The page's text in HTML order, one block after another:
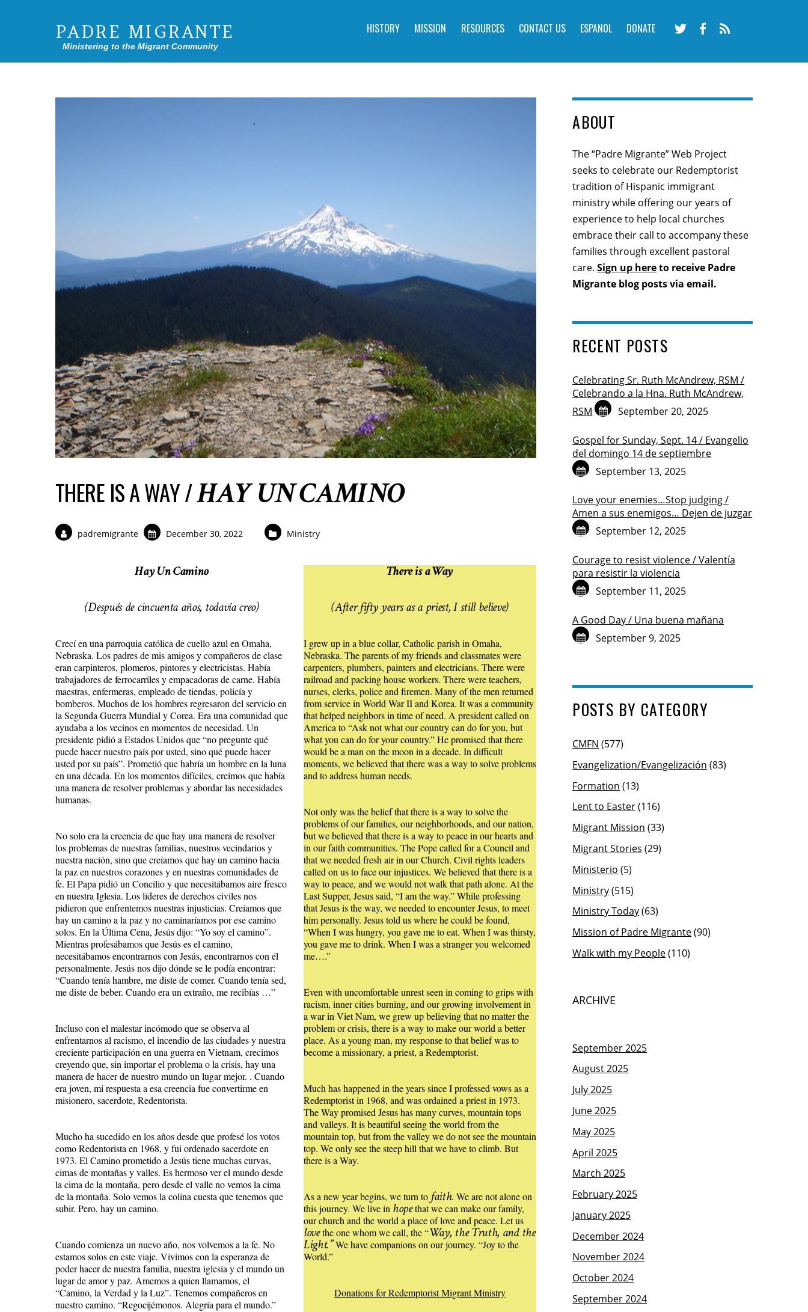
PADRE MIGRANTE
Ministering to the Migrant Community
HISTORY MISSION RESOURCES CONTACT US ESPANOL DONATE
THERE IS A WAY /HAY UN CAMINO
padremigrante December 30, 2022 Ministry
Hay Un Camino
(Después de cincuenta años, todavía creo)
Crecí en una parroquia católica de cuello azul en Omaha,
Nebraska. Los padres de mis amigos y compañeros de clase
eran carpinteros, plomeros, pintores y electricistas. Había
trabajadores de ferrocarriles y empacadoras de carne. Había
maestras, enfermeras, empleado de tiendas, policía y
bomberos. Muchos de los hombres regresaron del servicio en
la Segunda Guerra Mundial y Corea. Era una comunidad que
ayudaba a los vecinos en momentos de necesidad. Un
presidente pidió a Estados Unidos que “no pregunte qué
puede hacer nuestro país por usted, sino qué puede hacer
usted por su país”. Prometió que habría un hombre en la luna
en una década. En los momentos difíciles, creímos que había
una manera de resolver problemas y abordar las necesidades
humanas.
No solo era la creencia de que hay una manera de resolver
los problemas de nuestras familias, nuestros vecindarios y
nuestra nación, sino que creíamos que hay un camino hacia
la paz en nuestros corazones y en nuestras comunidades de
fe. El Papa pidió un Concilio y que necesitábamos aire fresco
en nuestra Iglesia. Los líderes de derechos civiles nos
pidieron que enfrentemos nuestras injusticias. Creíamos que
hay un camino a la paz y no caminaríamos por ese camino
solos. En la Última Cena, Jesús dijo: “Yo soy el camino”.
Mientras profesábamos que Jesús es el camino,
necesitábamos encontrarnos con Jesús, encontrarnos con él
personalmente. Jesús nos dijo dónde se le podía encontrar:
“Cuando tenía hambre, me diste de comer. Cuando tenía sed,
me diste de beber. Cuando era un extraño, me recibías …”
Incluso con el malestar incómodo que se observa al
enfrentarnos al racismo, el incendio de las ciudades y nuestra
creciente participación en una guerra en Vietnam, crecimos
creyendo que, sin importar el problema o la crisis, hay una
manera de hacer de nuestro mundo un lugar mejor. . Cuando
era joven, mi respuesta a esa creencia fue convertirme en
misionero, sacerdote, Redentorista.
Mucho ha sucedido en los años desde que profesé los votos
como Redentorista en 1968, y fui ordenado sacerdote en
1973. El Camino prometido a Jesús tiene muchas curvas,
cimas de montañas y valles. Es hermoso ver el mundo desde
la cima de la montaña, pero desde el valle no vemos la cima
de la montaña. Solo vemos la colina cuesta que tenemos que
subir. Pero, hay un camino.
Cuando comienza un nuevo año, nos volvemos a la fe. No
estamos solos en este viaje. Vivimos con la esperanza de
poder hacer de nuestra familia, nuestra iglesia y el mundo un
lugar de amor y paz. Amemos a quien llamamos, el
“Camino, la Verdad y la Luz”. Tenemos compañeros en
nuestro camino. “Regocijémonos. Alegría para el mundo.”
There is a Way
(After fifty years as a priest, I still believe)
I grew up in a blue collar, Catholic parish in Omaha,
Nebraska. The parents of my friends and classmates were
carpenters, plumbers, painters and electricians. There were
railroad and packing house workers. There were teachers,
nurses, clerks, police and firemen. Many of the men returned
from service in World War II and Korea. It was a community
that helped neighbors in time of need. A president called on
America to “Ask not what our country can do for you, but
what you can do for your country.” He promised that there
would be a man on the moon in a decade. In difficult
moments, we believed that there was a way to solve problems
and to address human needs.
Not only was the belief that there is a way to solve the
problems of our families, our neighborhoods, and our nation,
but we believed that there is a way to peace in our hearts and
in our faith communities. The Pope called for a Council and
that we needed fresh air in our Church. Civil rights leaders
called on us to face our injustices. We believed that there is a
way to peace, and we would not walk that path alone. At the
Last Supper, Jesus said, “I am the way.” While professing
that Jesus is the way, we needed to encounter Jesus, to meet
him personally. Jesus told us where he could be found,
“When I was hungry, you gave me to eat. When I was thirsty,
you gave me to drink. When I was a stranger you welcomed
me….”
Even with uncomfortable unrest seen in coming to grips with
racism, inner cities burning, and our growing involvement in
a war in Viet Nam, we grew up believing that no matter the
problem or crisis, there is a way to make our world a better
place. As a young man, my response to that belief was to
become a missionary, a priest, a Redemptorist.
Much has happened in the years since I professed vows as a
Redemptorist in 1968, and was ordained a priest in 1973.
The Way promised Jesus has many curves, mountain tops
and valleys. It is beautiful seeing the world from the
mountain top, but from the valley we do not see the mountain
top. We only see the steep hill that we have to climb. But
there is a Way.
As a new year begins, we turn to faith. We are not alone on
this journey. We live in hopethat we can make our family,
our church and the world a place of love and peace. Let us
lovethe one whom we call, the “Way, the Truth, and the
Light.”We have companions on our journey. “Joy to the
World.”
Donations for Redemptorist Migrant Ministry
ABOUT
The “Padre Migrante” Web Project
seeks to celebrate our Redemptorist
tradition of Hispanic immigrant
ministry while offering our years of
experience to help local churches
embrace their call to accompany these
families through excellent pastoral
care. Sign up hereto receive Padre
Migrante blog posts via email.
RECENT POSTS
Celebrating Sr. Ruth McAndrew, RSM /
Celebrando a la Hna. Ruth McAndrew,
RSM
September 20, 2025
Gospel for Sunday, Sept. 14 / Evangelio
del domingo 14 de septiembre
September 13, 2025
Love your enemies…Stop judging /
Amen a sus enemigos… Dejen de juzgar
September 12, 2025
Courage to resist violence / Valentía
para resistir la violencia
September 11, 2025
A Good Day / Una buena mañana
September 9, 2025
POSTS BY CATEGORY
CMFN (577)
Evangelization/Evangelización (83)
Formation (13)
Lent to Easter(116)
Migrant Mission (33)
Migrant Stories (29)
Ministerio (5)
Ministry(515)
Ministry Today(63)
Mission of Padre Migrante(90)
Walk with my People(110)
ARCHIVE
September 2025
August 2025
July 2025
June 2025
May 2025
April 2025
March 2025
February 2025
January 2025
December 2024
November 2024
October 2024
September 2024